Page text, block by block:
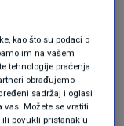
Odgovor
kao što su podaci o
im na vašem
tehnologije praćenja
obrađujemo
sadržaj i oglasi
Možete se vratiti
povukli pristanak u